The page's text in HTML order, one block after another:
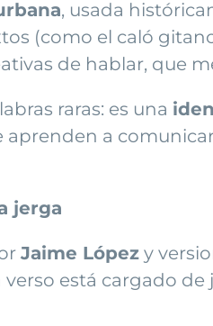
, usada
(como el caló
de hablar, que
raras: es una
aprenden a
jerga
Jaime López y
verso está cargado